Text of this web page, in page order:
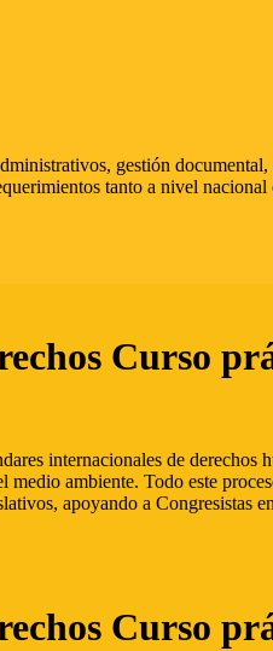
gestión
tanto a nivel
Curso
internacionales de derechos
ambiente. Todo este
apoyando a Congresistas
Curso